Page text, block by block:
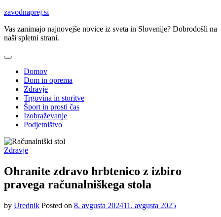
Skip
content
zavodnaprej.si
Vas zanimajo najnovejše novice iz sveta in Slovenije? Dobrodošli na
naši spletni strani.
Domov
Dom in oprema
Zdravje
Trgovina in storitve
Šport in prosti čas
Izobraževanje
Podjetništvo
Zdravje
Ohranite zdravo hrbtenico z izbiro
pravega računalniškega stola
by Urednik Posted on 8. avgusta 202411. avgusta 2025